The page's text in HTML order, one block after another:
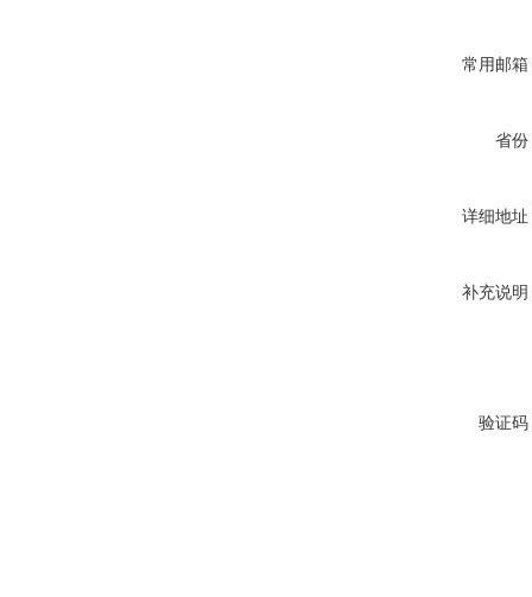
常用邮箱
省份
详细地址
补充说明
验证码